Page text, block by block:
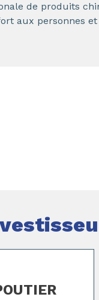
de produits
aux personnes